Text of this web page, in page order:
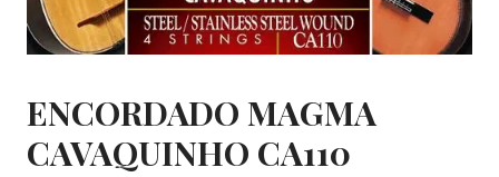
ENCORDADO MAGMA
CAVAQUINHO CA110